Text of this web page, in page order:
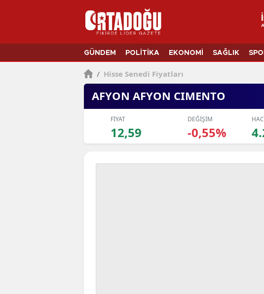
GÜNDEM POLİTİKA EKONOMİ SAĞLIK
/ Hisse Senedi Fiyatları
AFYON AFYON CIMENTO
FİYAT
12,59
DEĞİŞİM
-0,55%